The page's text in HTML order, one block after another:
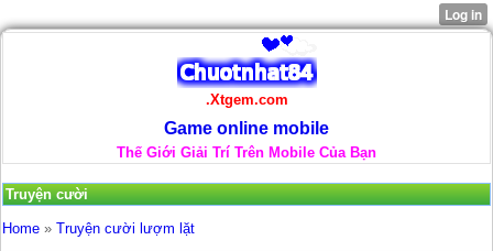
.Xtgem.com
Game online mobile
Thế Giới Giải Trí Trên Mobile Của Bạn
Truyện cười
Home » Truyện cười lượm lặt